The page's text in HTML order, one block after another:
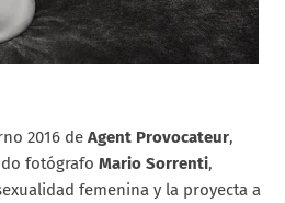
2016 de Agent Provocateur,
fotógrafo Mario Sorrenti,
femenina y la proyecta a